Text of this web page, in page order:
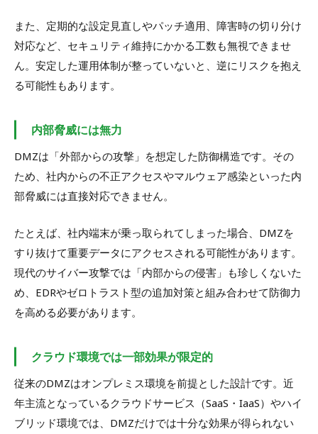
また、定期的な設定見直しやパッチ適用、障害時の切り分け
対応など、セキュリティ維持にかかる工数も無視できませ
ん。安定した運用体制が整っていないと、逆にリスクを抱え
る可能性もあります。
内部脅威には無力
DMZは「外部からの攻撃」を想定した防御構造です。その
ため、社内からの不正アクセスやマルウェア感染といった内
部脅威には直接対応できません。
たとえば、社内端末が乗っ取られてしまった場合、DMZを
すり抜けて重要データにアクセスされる可能性があります。
現代のサイバー攻撃では「内部からの侵害」も珍しくないた
め、EDRやゼロトラスト型の追加対策と組み合わせて防御力
を高める必要があります。
クラウド環境では一部効果が限定的
従来のDMZはオンプレミス環境を前提とした設計です。近
年主流となっているクラウドサービス（SaaS・IaaS）やハイ
ブリッド環境では、DMZだけでは十分な効果が得られない